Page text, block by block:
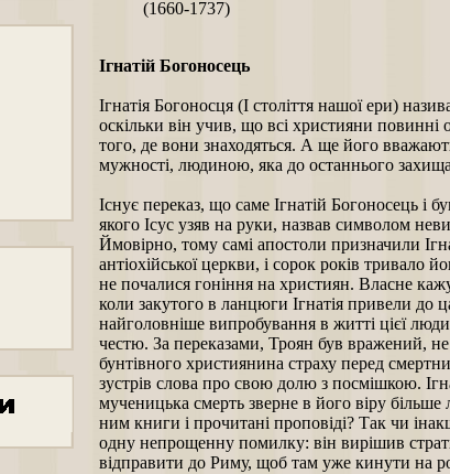
(1660-1737)
Ігнатій Богоносець
Ігнатія Богоносця (I століття нашої ери)
оскільки він учив, що всі християни повинні
того, де вони знаходяться. А ще його
мужності, людиною, яка до останнього
Існує переказ, що саме Ігнатій Богоносець і
якого Ісус узяв на руки, назвав символом
Ймовірно, тому самі апостоли призначили
антіохійської церкви, і сорок років тривало
не почалися гоніння на християн. Власне
коли закутого в ланцюги Ігнатія привели до
найголовніше випробування в житті цієї
честю. За переказами, Троян був вражений,
бунтівного християнина страху перед
зустрів слова про свою долю з посмішкою.
мученицька смерть зверне в його віру більше
ним книги і прочитані проповіді? Так чи
одну непрощенну помилку: він вирішив
відправити до Риму, щоб там уже кинути на